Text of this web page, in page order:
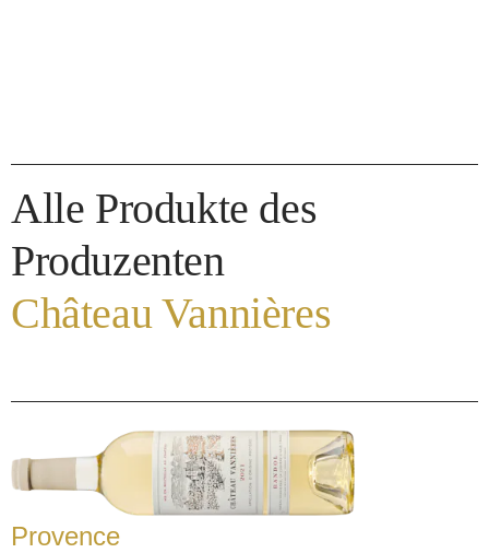
Alle Produkte des
Produzenten
Château Vannières
Provence